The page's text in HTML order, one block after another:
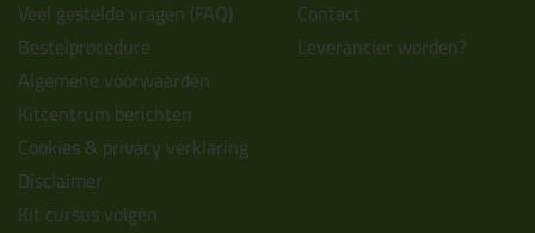
Veel gestelde vragen (FAQ)
Bestelprocedure
Algemene voorwaarden
Kitcentrum berichten
Cookies & privacy verklaring
Disclaimer
Kit cursus volgen
Contact
Leverancier worden?